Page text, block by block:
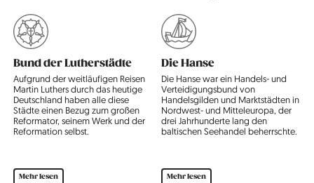
Bund der Lutherstädte
Aufgrund der weitläufigen Reisen
Martin Luthers durch das heutige
Deutschland haben alle diese
Städte einen Bezug zum großen
Reformator, seinem Werk und der
Reformation selbst.
Mehr lesen
Die Hanse
Die Hanse war ein Handels- und
Verteidigungsbund von
Handelsgilden und Marktstädten in
Nordwest- und Mitteleuropa, der
drei Jahrhunderte lang den
baltischen Seehandel beherrschte.
Mehr lesen